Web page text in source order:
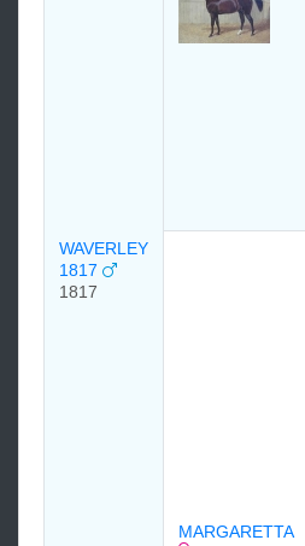
WAVERLEY
1817
1817
MARGARETTA